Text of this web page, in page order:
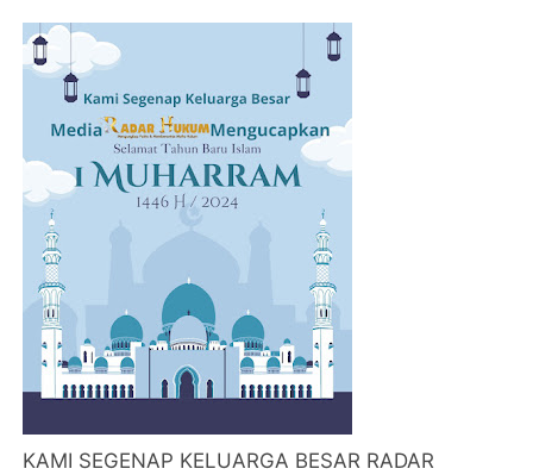
KAMI SEGENAP KELUARGA BESAR RADAR